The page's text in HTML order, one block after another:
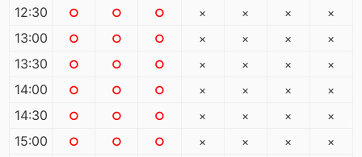
12:30
13:00
13:30
14:00
14:30
15:00
○
○
○
○
○
○
○
○
○
○
○
○
○
○
○
○
○
○
×
×
×
×
×
×
×
×
×
×
×
×
×
×
×
×
×
×
×
×
×
×
×
×